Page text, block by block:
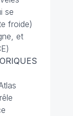
se
froide)
et